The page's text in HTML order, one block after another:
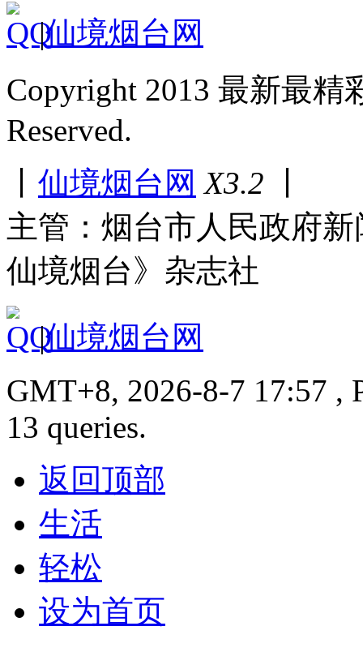
|仙境烟台网
Copyright 2013 最新最
Reserved.
仙境烟台网 X3.2
主管：烟台市人民政府
仙境烟台》杂志社
|仙境烟台网
GMT+8, 2026-8-7 17:57 ,
13 queries.
返回顶部
生活
轻松
设为首页